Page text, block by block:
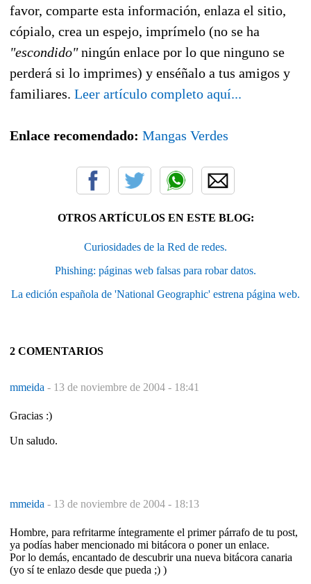
favor, comparte esta información, enlaza el sitio,
cópialo, crea un espejo, imprímelo (no se ha
"escondido"ningún enlace por lo que ninguno se
perderá si lo imprimes) y enséñalo a tus amigos y
familiares. Leer artículo completo aquí...
Enlace recomendado: Mangas Verdes
OTROS ARTÍCULOS EN ESTE BLOG:
Curiosidades de la Red de redes.
Phishing: páginas web falsas para robar datos.
La edición española de 'National Geographic' estrena página web.
2 COMENTARIOS
mmeida - 13 de noviembre de 2004 - 18:41
Gracias :)
Un saludo.
mmeida - 13 de noviembre de 2004 - 18:13
Hombre, para refritarme íntegramente el primer párrafo de tu post,
ya podías haber mencionado mi bitácora o poner un enlace.
Por lo demás, encantado de descubrir una nueva bitácora canaria
(yo sí te enlazo desde que pueda ;) )